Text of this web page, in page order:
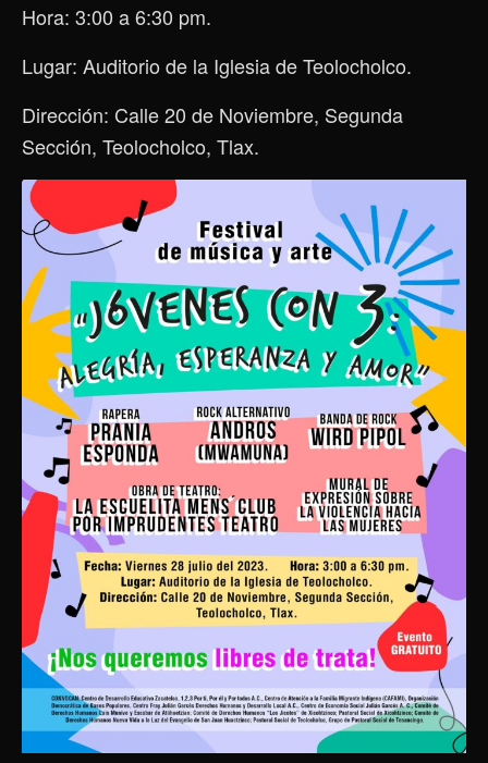
Hora: 3:00 a 6:30 pm.
Lugar: Auditorio de la Iglesia de Teolocholco.
Dirección: Calle 20 de Noviembre, Segunda
Sección, Teolocholco, Tlax.